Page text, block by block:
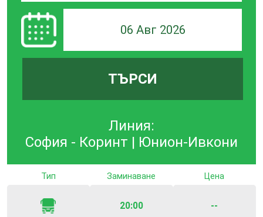
06 Авг 2026
ТЪРСИ
Линия:
София - Коринт | Юнион-Ивкони
Тип Заминаване
20:00
Цена
--